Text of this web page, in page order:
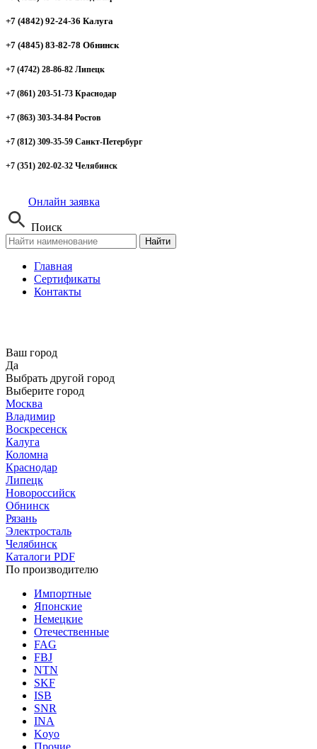
+7 (4842) 92-24-36 Калуга
+7 (4845) 83-82-78 Обнинск
+7 (4742) 28-86-82 Липецк
+7 (861) 203-51-73 Краснодар
+7 (863) 303-34-84 Ростов
+7 (812) 309-35-59 Санкт-Петербург
+7 (351) 202-02-32 Челябинск
Онлайн заявка
Поиск
Найти
Главная
Сертификаты
Контакты
Ваш город
Да
Выбрать другой город
Выберите город
Москва
Владимир
Воскресенск
Калуга
Коломна
Краснодар
Липецк
Новороссийск
Обнинск
Рязань
Электросталь
Челябинск
Каталоги PDF
По производителю
Импортные
Японские
Немецкие
Отечественные
FAG
FBJ
NTN
SKF
ISB
SNR
INA
Koyo
Прочие